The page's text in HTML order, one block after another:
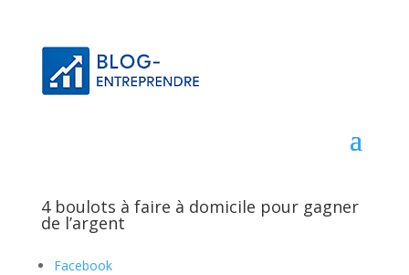
4 boulots à faire à domicile pour gagner
de l’argent
Facebook